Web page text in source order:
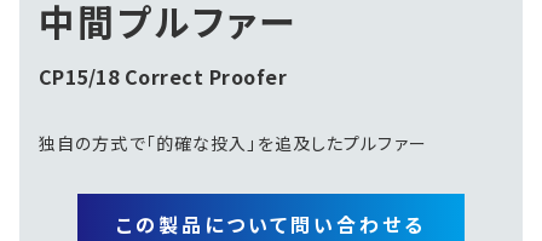
中間プルファー
CP15/18 Correct Proofer
独自の方式で「的確な投入」を追及したプルファー
この製品について問い合わせる